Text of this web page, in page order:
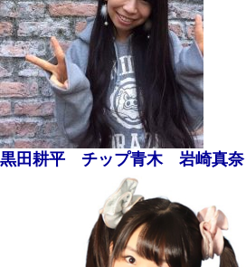
黒田耕平 チップ青木 岩崎真奈